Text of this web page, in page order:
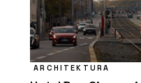
ARCHITEKTURA